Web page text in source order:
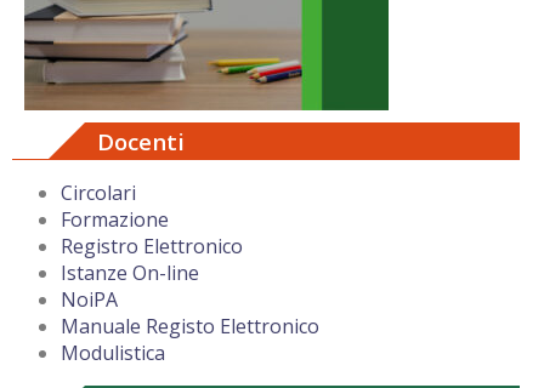
Docenti
Circolari
Formazione
Registro Elettronico
Istanze On-line
NoiPA
Manuale Registo Elettronico
Modulistica